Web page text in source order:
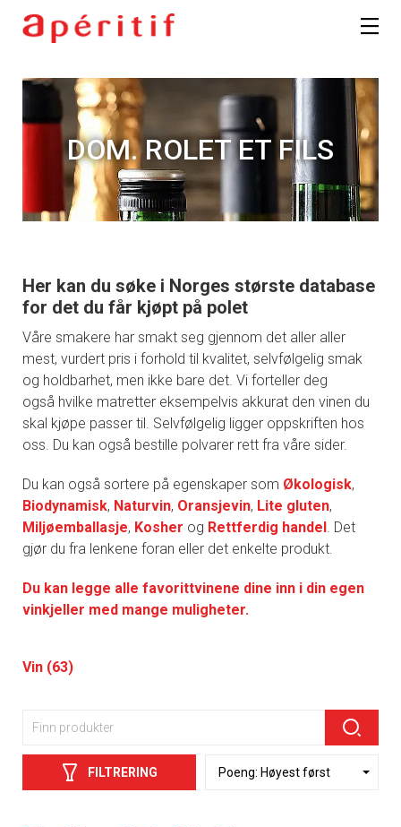
DOM. ROLET ET FILS
Her kan du søke i Norges største database
for det du får kjøpt på polet
Våre smakere har smakt seg gjennom det aller aller
mest, vurdert pris i forhold til kvalitet, selvfølgelig smak
og holdbarhet, men ikke bare det. Vi forteller deg
også hvilke matretter eksempelvis akkurat den vinen du
skal kjøpe passer til. Selvfølgelig ligger oppskriften hos
oss. Du kan også bestille polvarer rett fra våre sider.
Du kan også sortere på egenskaper som Økologisk,
Biodynamisk, Naturvin, Oransjevin, Lite gluten,
Miljøemballasje, Kosher og Rettferdig handel. Det
gjør du fra lenkene foran eller det enkelte produkt.
Du kan legge alle favorittvinene dine inn i din egen
vinkjeller med mange muligheter.
Vin (63)
FILTRERING